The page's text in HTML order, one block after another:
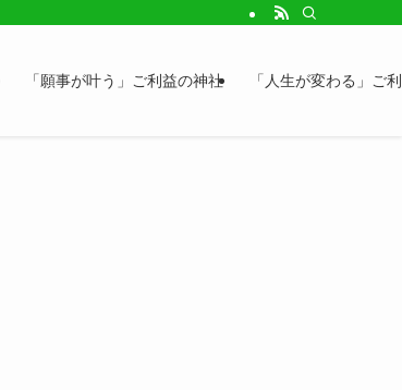
「願事が叶う」ご利益の神社 「人生が変わる」ご